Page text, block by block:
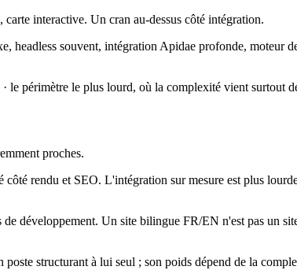
interactive. Un cran au-dessus côté intégration.
headless souvent, intégration Apidae profonde, moteur
le périmètre le plus lourd, où la complexité vient surtout
proches.
rendu et SEO. L'intégration sur mesure est plus
développement. Un site bilingue FR/EN n'est pas un
poste structurant à lui seul ; son poids dépend de la